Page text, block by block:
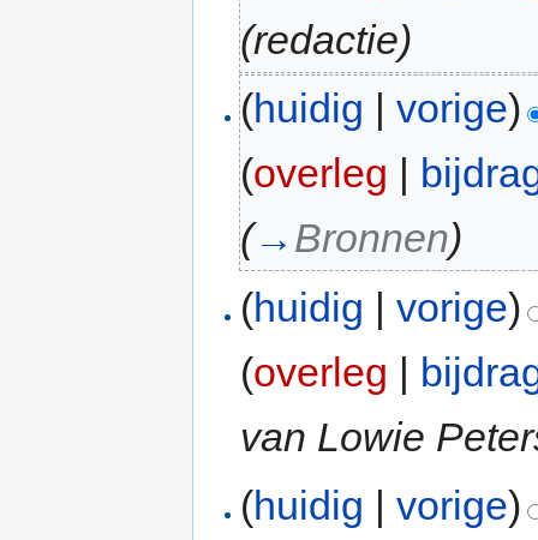
(redactie)
(huidig |vorige)
(overleg
(→ Bronnen)
(huidig |vorige)
(overleg |
van Lowie
(huidig |vorige)